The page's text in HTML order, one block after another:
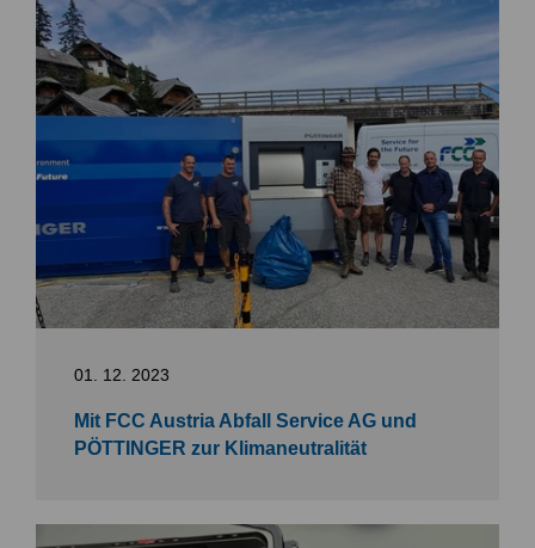
01. 12. 2023
Mit FCC Austria Abfall Service AG und
PÖTTINGER zur Klimaneutralität